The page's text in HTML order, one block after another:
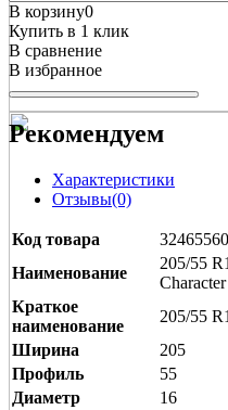
В корзину0
Купить в 1 клик
В сравнение
В избранное
Рекомендуем
Характеристики
Отзывы(0)
Код товара
Наименование
205/55
Краткое
наименование
205/55
Ширина
205
Профиль
55
Диаметр
16